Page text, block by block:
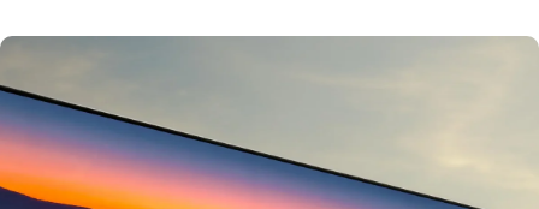
Полный
4.9 с разгон до 100